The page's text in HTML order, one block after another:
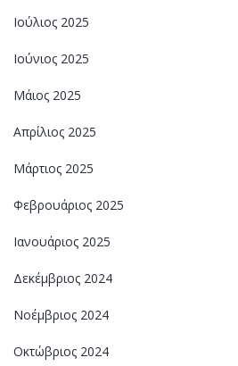
Ιούλιος 2025
Ιούνιος 2025
Μάιος 2025
Απρίλιος 2025
Μάρτιος 2025
Φεβρουάριος 2025
Ιανουάριος 2025
Δεκέμβριος 2024
Νοέμβριος 2024
Οκτώβριος 2024